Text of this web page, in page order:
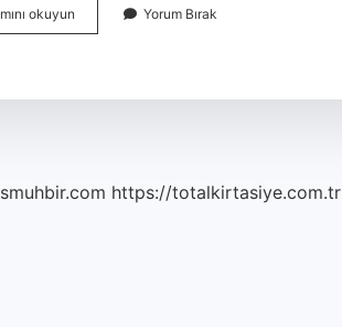
okuyun
Öğretmenliği
Yorum Bırak
https://totalkirtasiye.com.tr